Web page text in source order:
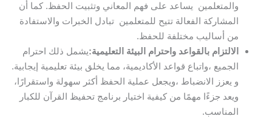
والمتعلمين يساعد على فهم المعاني وتثبيت الحفظ. كما أن
المشاركة الفعالة تتيح للمتعلمين تبادل الخبرات والاستفادة
من أساليب مختلفة للحفظ.
الالتزام بالقواعد واحترام البيئة التعليمية:يشمل ذلك احترام
الجميع ،واتباع قواعد الأكاديمية، مما يخلق بيئة تعليمية إيجابية.
و يعزز الانضباط ،ويجعل عملية الحفظ أكثر سهولة واستقرارًا،
ويعد جزءًا مهمًا من كيفية اختيار برنامج تحفيظ القرآن للكبار
المناسب.